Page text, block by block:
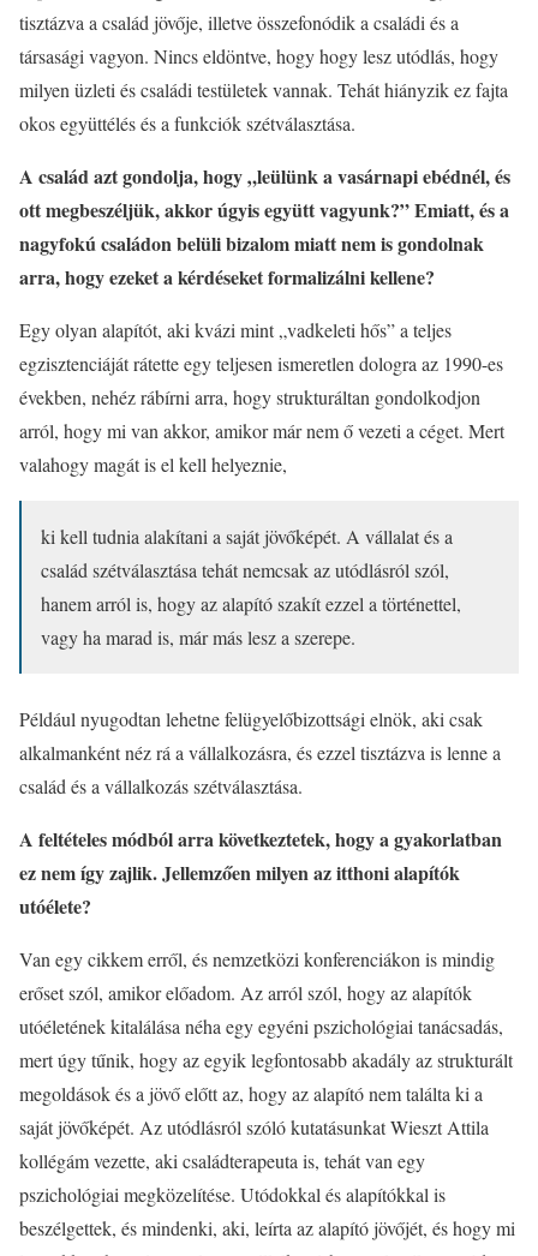
tisztázva a család jövője, illetve összefonódik a családi és a
társasági vagyon. Nincs eldöntve, hogy hogy lesz utódlás, hogy
milyen üzleti és családi testületek vannak. Tehát hiányzik ez fajta
okos együttélés és a funkciók szétválasztása.
A család azt gondolja, hogy „leülünk a vasárnapi ebédnél, és
ott megbeszéljük, akkor úgyis együtt vagyunk?” Emiatt, és a
nagyfokú családon belüli bizalom miatt nem is gondolnak
arra, hogy ezeket a kérdéseket formalizálni kellene?
Egy olyan alapítót, aki kvázi mint „vadkeleti hős” a teljes
egzisztenciáját rátette egy teljesen ismeretlen dologra az 1990-es
években, nehéz rábírni arra, hogy strukturáltan gondolkodjon
arról, hogy mi van akkor, amikor már nem ő vezeti a céget. Mert
valahogy magát is el kell helyeznie,
ki kell tudnia alakítani a saját jövőképét. A vállalat és a
család szétválasztása tehát nemcsak az utódlásról szól,
hanem arról is, hogy az alapító szakít ezzel a történettel,
vagy ha marad is, már más lesz a szerepe.
Például nyugodtan lehetne felügyelőbizottsági elnök, aki csak
alkalmanként néz rá a vállalkozásra, és ezzel tisztázva is lenne a
család és a vállalkozás szétválasztása.
A feltételes módból arra következtetek, hogy a gyakorlatban
ez nem így zajlik. Jellemzően milyen az itthoni alapítók
utóélete?
Van egy cikkem erről, és nemzetközi konferenciákon is mindig
erőset szól, amikor előadom. Az arról szól, hogy az alapítók
utóéletének kitalálása néha egy egyéni pszichológiai tanácsadás,
mert úgy tűnik, hogy az egyik legfontosabb akadály az strukturált
megoldások és a jövő előtt az, hogy az alapító nem találta ki a
saját jövőképét. Az utódlásról szóló kutatásunkat Wieszt Attila
kollégám vezette, aki családterapeuta is, tehát van egy
pszichológiai megközelítése. Utódokkal és alapítókkal is
beszélgettek, és mindenki, aki, leírta az alapító jövőjét, és hogy mi